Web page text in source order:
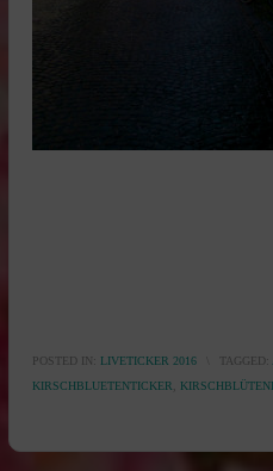
POSTED IN: LIVETICKER 2016 TAGGED:
KIRSCHBLUETENTICKER